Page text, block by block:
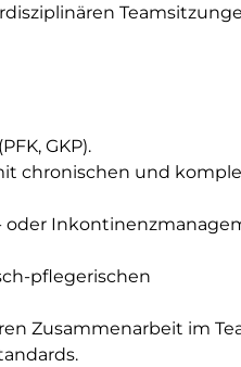
GKP).
chronischen und
oder
pflegerischen
Zusammenarbeit im